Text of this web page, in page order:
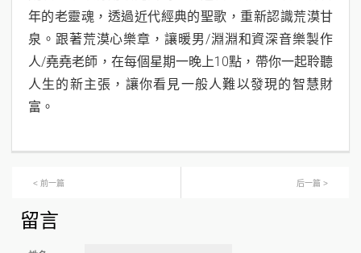
年的老靈魂，透過近代經典的聖歌，重新認識荒漠甘
泉。跟著荒漠心樂章，讓暖男/淵淵和資深音樂製作
人/堯堯老師，在每個星期一晚上10點，帶你一起聆聽
人生的新主張，讓你看見一般人難以發現的智慧財
富。
< 前一篇 后一篇 >
留言